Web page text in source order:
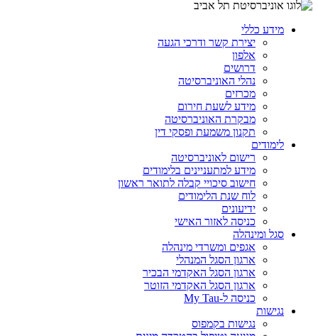
מידע כללי
יצירת קשר ודרכי הגעה
אלפון
דרושים
נהלי האוניברסיטה
מכרזים
מידע לשעת חירום
מבקרת האוניברסיטה
תקנון משמעת ופסקי דין
לימודים
רישום לאוניברסיטה
מידע למתעניינים בלימודים
חישוב סיכויי קבלה לתואר ראשון
לוח שנת הלימודים
ידיעונים
כניסה לאזור האישי
סגל ומינהלה
אגפים ומשרדי מינהלה
ארגון הסגל המנהלי
ארגון הסגל האקדמי הבכיר
ארגון הסגל האקדמי הזוטר
כניסה ל-My Tau
נגישות
נגישות בקמפוס